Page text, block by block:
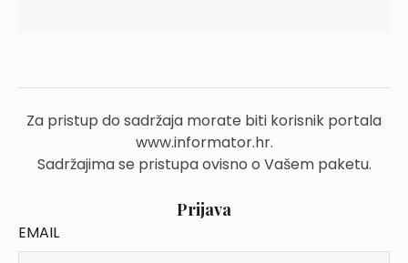
Za pristup do sadržaja morate biti korisnik portala
www.informator.hr.
Sadržajima se pristupa ovisno o Vašem paketu.
Prijava
EMAIL